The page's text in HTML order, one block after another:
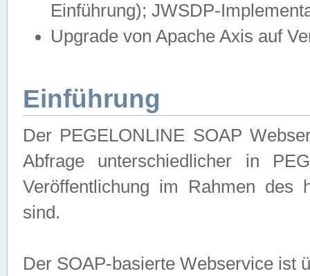
Einführung); JWSDP-
Upgrade von Apache Axis auf
Einführung
Der PEGELONLINE SOAP
Abfrage unterschiedlicher in
Veröffentlichung im Rahmen des
sind.
Der SOAP-basierte Webservice ist